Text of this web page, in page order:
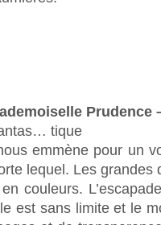
Prudence
tique
emmène pour un
lequel. Les grandes
couleurs.
est sans limite et le